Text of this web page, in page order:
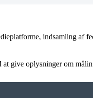
indsamling af
give oplysninger om